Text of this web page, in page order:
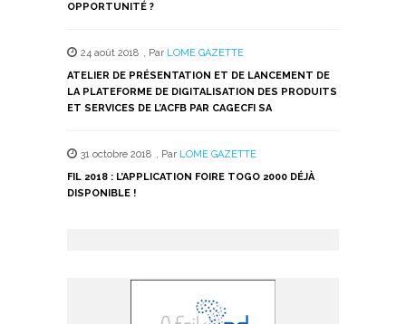
OPPORTUNITÉ ?
24 août 2018 , Par LOME GAZETTE
ATELIER DE PRÉSENTATION ET DE LANCEMENT DE
LA PLATEFORME DE DIGITALISATION DES PRODUITS
ET SERVICES DE L’ACFB PAR CAGECFI SA
31 octobre 2018 , Par LOME GAZETTE
FIL 2018 : L’APPLICATION FOIRE TOGO 2000 DÉJÀ
DISPONIBLE !